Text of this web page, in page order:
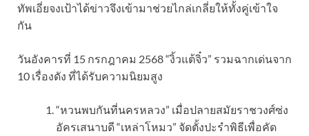
ทัพเอี่ยจงเป้าได้ข่าวจึงเข้ามาช่วยไกล่เกลี่ยให้ทั้งคู่เข้าใจ
กัน
วันอังคารที่ 15 กรกฎาคม 2568 “งิ้วแต้จิ๋ว” รวมฉากเด่นจาก
10 เรื่องดัง ที่ได้รับความนิยมสูง
“หวนพบกันที่นครหลวง” เมื่อปลายสมัยราชวงศ์ซ่ง
อัครเสนาบดี “เหล่าโหมว” จัดตั้งปะรำพิธีเพื่อคัด